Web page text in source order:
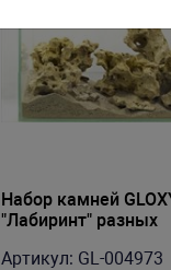
Набор камней
"Лабиринт" разных
Артикул: GL-004973